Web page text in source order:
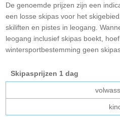
De genoemde prijzen zijn een
een losse skipas voor het
skiliften en pistes in leogang.
leogang inclusief skipas boekt,
wintersportbestemming geen
Skipasprijzen 1 dag